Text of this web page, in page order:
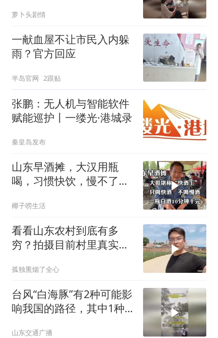
萝卜头剧情
一献血屋不让市民入内躲
雨？官方回应
半岛官网 2跟贴
张鹏：无人机与智能软件
赋能巡护丨一缕光·港城录
秦皇岛发布
山东早酒摊，大汉用瓶
喝，习惯快饮，慢不了，
椰子唠生活
看看山东农村到底有多
穷？拍摄目前村里真实现
孤独熏烟了全心
台风“白海豚”有2种可能影
响我国的路径，其中1种
山东交通广播